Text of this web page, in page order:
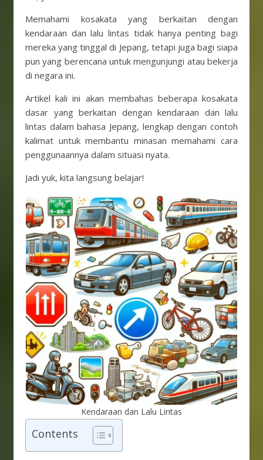
Memahami kosakata yang berkaitan dengan
kendaraan dan lalu lintas tidak hanya penting bagi
mereka yang tinggal di Jepang, tetapi juga bagi siapa
pun yang berencana untuk mengunjungi atau bekerja
di negara ini.
Artikel kali ini akan membahas beberapa kosakata
dasar yang berkaitan dengan kendaraan dan lalu
lintas dalam bahasa Jepang, lengkap dengan contoh
kalimat untuk membantu minasan memahami cara
penggunaannya dalam situasi nyata.
Jadi yuk, kita langsung belajar!
Kendaraan dan Lalu Lintas
Contents